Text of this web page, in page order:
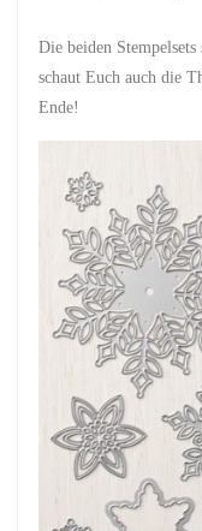
Die beiden
schaut Euch auch die
Ende!